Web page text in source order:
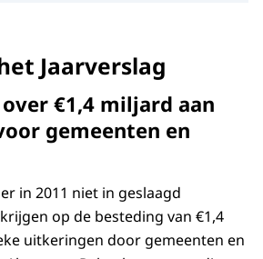
Jaarverslag
€1,4 miljard aan
gemeenten en
in 2011 niet in geslaagd
op de besteding van €1,4
uitkeringen door gemeenten en